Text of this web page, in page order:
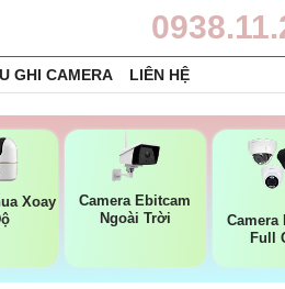
GHI CAMERA LIÊN HỆ
Xoay
Camera Ebitcam
Ngoài Trời
Camera
Full